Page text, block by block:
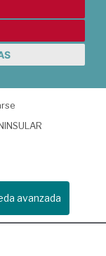
avanzada